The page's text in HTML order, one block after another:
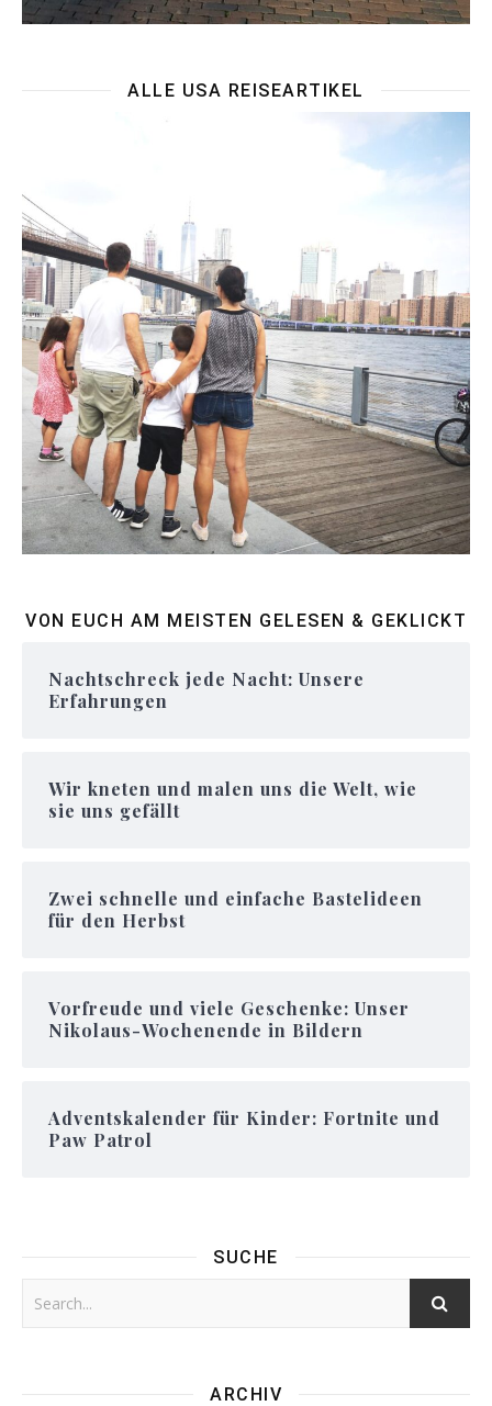
ALLE USA REISEARTIKEL
VON EUCH AM MEISTEN GELESEN & GEKLICKT
Nachtschreck jede Nacht: Unsere
Erfahrungen
Wir kneten und malen uns die Welt, wie
sie uns gefällt
Zwei schnelle und einfache Bastelideen
für den Herbst
Vorfreude und viele Geschenke: Unser
Nikolaus-Wochenende in Bildern
Adventskalender für Kinder: Fortnite und
Paw Patrol
SUCHE
ARCHIV